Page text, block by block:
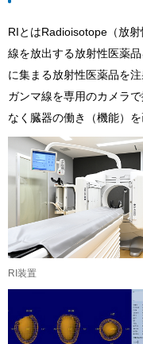
RIとはRadioisotope（放
線を放出する放射性医薬
に集まる放射性医薬品を
ガンマ線を専用のカメラ
なく臓器の働き（機能）
RI装置